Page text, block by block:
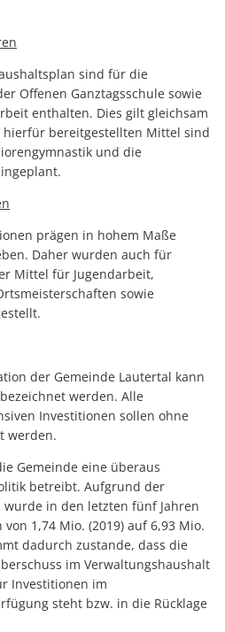
sind für die
Offenen Ganztagsschule sowie
enthalten. Dies gilt gleichsam
bereitgestellten Mittel sind
und die
prägen in hohem Maße
Daher wurden auch für
Mittel für Jugendarbeit,
sowie
der Gemeinde Lautertal kann
werden. Alle
Investitionen sollen ohne
werden.
Gemeinde eine überaus
betreibt. Aufgrund der
in den letzten fünf Jahren
1,74 Mio. (2019) auf 6,93 Mio.
dadurch zustande, dass die
im Verwaltungshaushalt
Investitionen im
steht bzw. in die Rücklage